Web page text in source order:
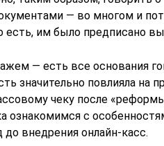
— во многом и
есть, им было предписано
— есть все основания
значительно повлияла на
чеку после
ознакомимся с
внедрения онлайн-касс.